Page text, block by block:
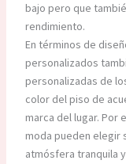
bajo pero que
rendimiento.​
En términos de
personalizados
personalizadas de
color del piso de
marca del lugar. Por
moda pueden elegir
atmósfera tranquila